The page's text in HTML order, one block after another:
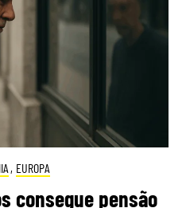
, EUROPA
consegue pensão